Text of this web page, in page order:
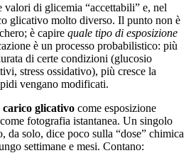
valori di glicemia “accettabili” e, nel
glicativo molto diverso. Il punto non è
è capire quale tipo di esposizione
è un processo probabilistico: più
di certe condizioni (glucosio
stress ossidativo), più cresce la
vengano modificati.
carico glicativo come esposizione
fotografia istantanea. Un singolo
da solo, dice poco sulla “dose” chimica
settimane e mesi. Contano: